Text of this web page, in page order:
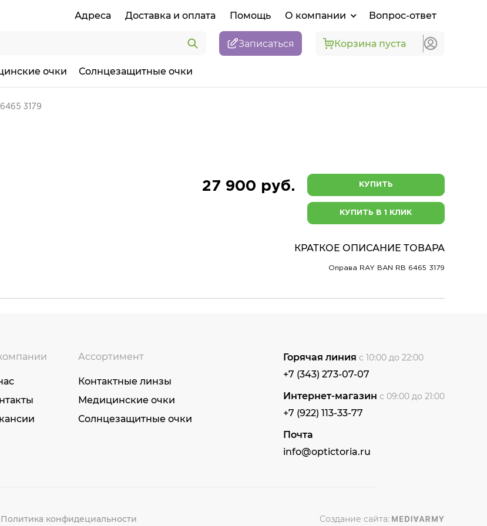
Адреса Доставка и оплата Помощь О компании Вопрос-ответ
Записаться Корзина пуста
очки Солнцезащитные очки
3179
27 900 руб. КУПИТЬ
КУПИТЬ В 1 КЛИК
КРАТКОЕ ОПИСАНИЕ ТОВАРА
Оправа RAY BAN RB 6465 3179
Ассортимент
Контактные линзы
Медицинские очки
Солнцезащитные очки
Горячая линия с 10:00 до 22:00
+7 (343) 273-07-07
Интернет-магазин с 09:00 до 21:00
+7 (922) 113-33-77
Почта
info@optictoria.ru
Политика конфидециальности Создание сайта: